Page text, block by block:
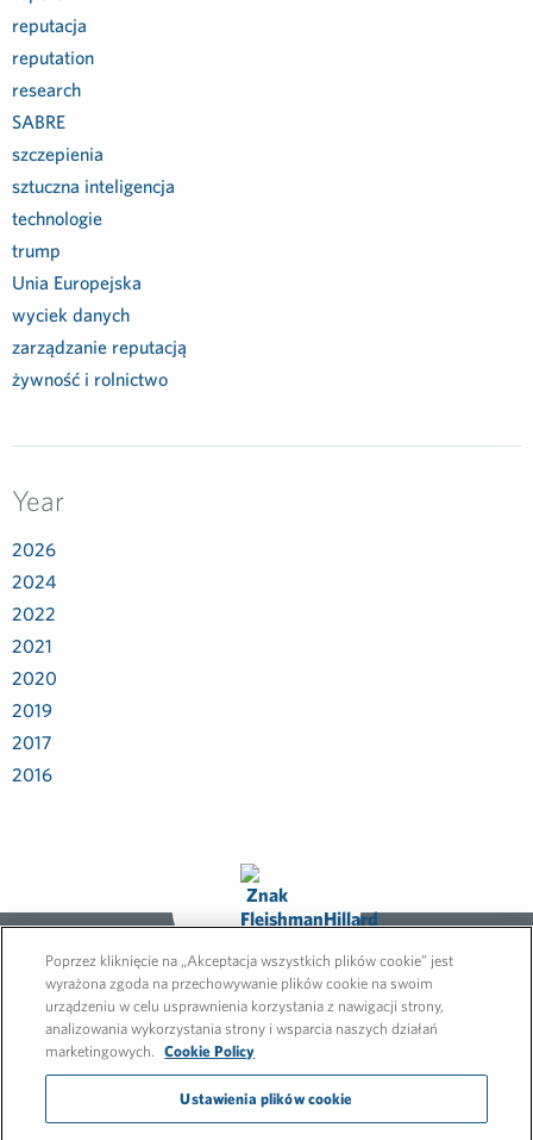
reputacja
reputation
research
SABRE
szczepienia
sztuczna inteligencja
technologie
trump
Unia Europejska
wyciek danych
zarządzanie reputacją
żywność i rolnictwo
Year
2026
2024
2022
2021
2020
2019
2017
2016
STRONA
MIĘDZYNARODOWA
Poprzez kliknięcie na „Akceptacja wszystkich plików cookie” jest
wyrażona zgoda na przechowywanie plików cookie na swoim
urządzeniu w celu usprawnienia korzystania z nawigacji strony,
analizowania wykorzystania strony i wsparcia naszych działań
marketingowych.
Cookie Policy
Ustawienia plików cookie